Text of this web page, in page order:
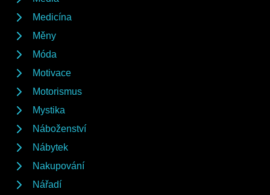
Medicína
Měny
Móda
Motivace
Motorismus
Mystika
Náboženství
Nábytek
Nakupování
Nářadí